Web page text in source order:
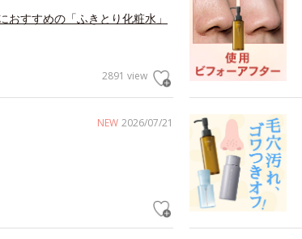
すすめの「ふきとり化粧水」
2891 view
NEW 2026/07/21